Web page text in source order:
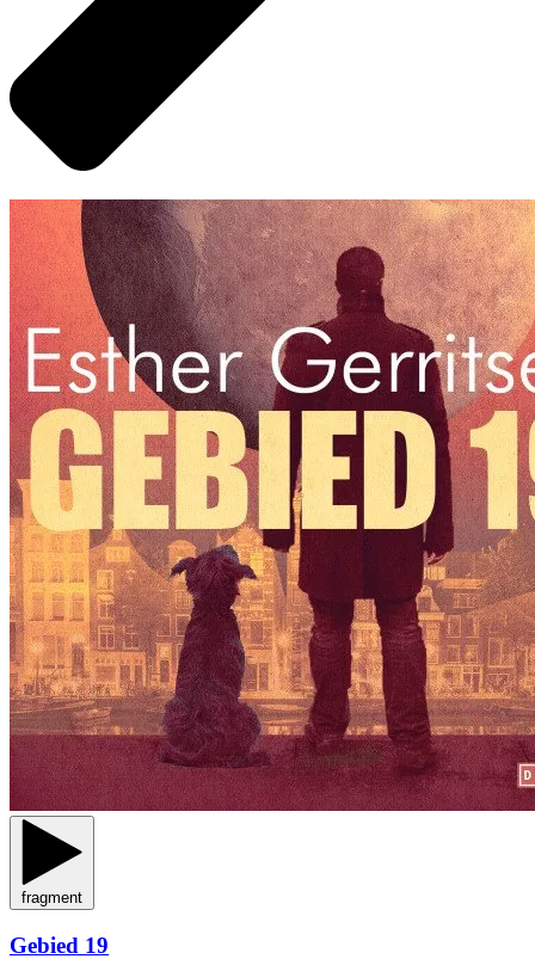
fragment
Gebied 19